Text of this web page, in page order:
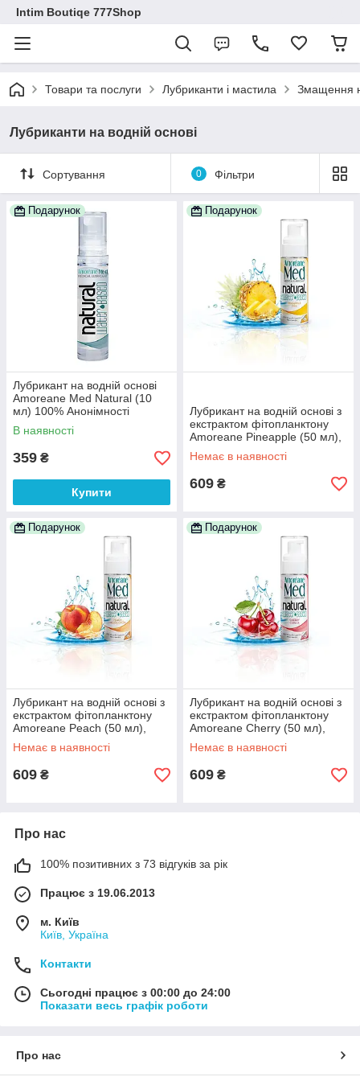
Intim Boutiqe 777Shop
Товари та послуги Лубриканти і мастила Змащення
Лубриканти на водній основі
Сортування 0 Фільтри
Подарунок
Лубрикант на водній основі
Amoreane Med Natural (10
мл) 100% Анонімності
В наявності
359 ₴
Купити
Подарунок
Лубрикант на водній основі з
екстрактом фітопланктону
Amoreane Pineapple (50 мл),
морський колаген 100%
Анонімності
Немає в наявності
609 ₴
Подарунок
Лубрикант на водній основі з
екстрактом фітопланктону
Amoreane Peach (50 мл),
морський колаген 100%
Анонімності
Немає в наявності
609 ₴
Подарунок
Лубрикант на водній основі з
екстрактом фітопланктону
Amoreane Cherry (50 мл),
морський колаген 100%
Анонімності
Немає в наявності
609 ₴
Про нас
100% позитивних з 73 відгуків за рік
Працює з 19.06.2013
м. Київ
Київ, Україна
Контакти
Сьогодні працює з 00:00 до 24:00
Показати весь графік роботи
Про нас